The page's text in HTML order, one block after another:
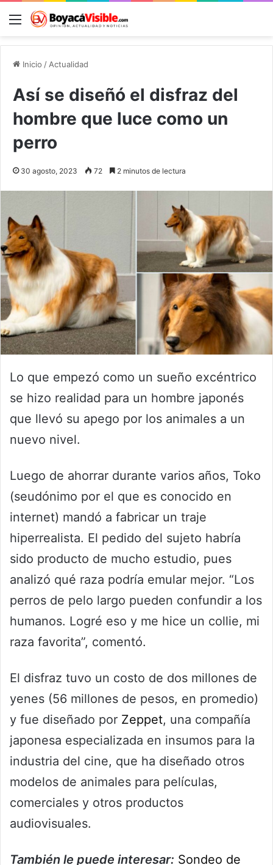
Menú
Inicio / Actualidad
Así se diseñó el disfraz del
hombre que luce como un
perro
30 agosto, 2023 72 2 minutos de lectura
Lo que empezó como un sueño excéntrico
se hizo realidad para un hombre japonés
que llevó su apego por los animales a un
nuevo nivel.
Luego de ahorrar durante varios años, Toko
(seudónimo por el que es conocido en
internet) mandó a fabricar un traje
hiperrealista. El pedido del sujeto habría
sido producto de mucho estudio, pues
analizó qué raza podría emular mejor. “Los
perros de pelo largo pueden confundir a los
humanos. Logré eso y me hice un collie, mi
raza favorita”, comentó.
El disfraz tuvo un costo de dos millones de
yenes (56 millones de pesos, en promedio)
y fue diseñado por Zeppet, una compañía
japonesa especializada en insumos para la
industria del cine, que ha diseñado otros
modelos de animales para películas,
comerciales y otros productos
audiovisuales.
También le puede interesar: Sondeo de